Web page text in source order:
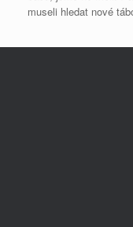
museli hledat nové